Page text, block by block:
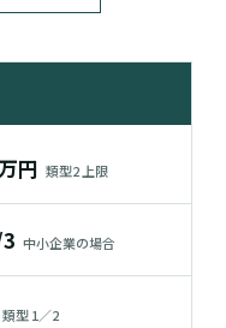
円 類型2 上限
中小企業の場合
類型 1／2